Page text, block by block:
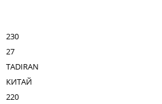
230
27
TADIRAN
КИТАЙ
220